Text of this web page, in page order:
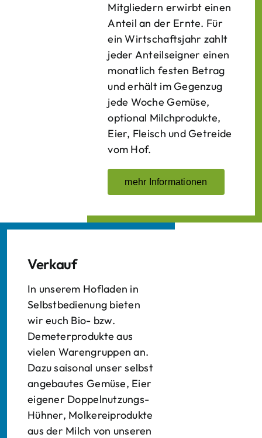
Mitgliedern erwirbt einen
Anteil an der Ernte. Für
ein Wirtschaftsjahr zahlt
jeder Anteilseigner einen
monatlich festen Betrag
und erhält im Gegenzug
jede Woche Gemüse,
optional Milchprodukte,
Eier, Fleisch und Getreide
vom Hof.
mehr Informationen
Verkauf
In unserem Hofladen in
Selbstbedienung bieten
wir euch Bio- bzw.
Demeterprodukte aus
vielen Warengruppen an.
Dazu saisonal unser selbst
angebautes Gemüse, Eier
eigener Doppelnutzungs-
Hühner, Molkereiprodukte
aus der Milch von unseren